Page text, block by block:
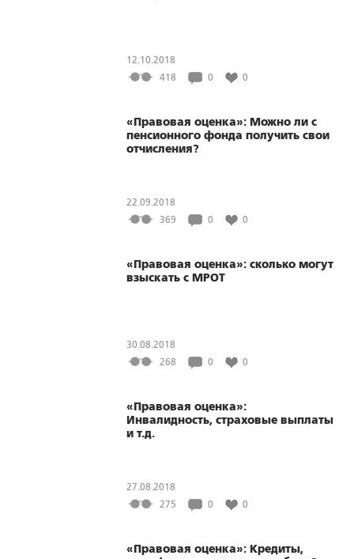
12.10.2018
418
0 0
«Правовая оценка»: Можно ли с
пенсионного фонда получить свои
отчисления?
22.09.2018
369
0 0
«Правовая оценка»: сколько могут
взыскать с МРОТ
30.08.2018
268
0 0
«Правовая оценка»:
Инвалидность, страховые выплаты
и т.д.
27.08.2018
275
0 0
«Правовая оценка»: Кредиты,